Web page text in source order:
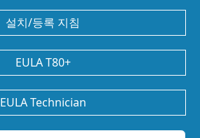
설치/등록 지침
EULA T80+
EULA Technician